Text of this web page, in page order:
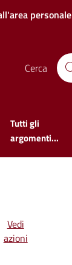
personale
Cerca
Tutti gli
argomenti...
Vedi
azioni